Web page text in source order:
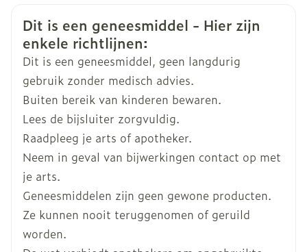
parasieten kunnen zijn moet in overweging
worden genomen, en indien nodig moeten deze
behandeld worden met een geschikt
diergeneesmiddel. Speciale
voorzorgsmaatregelen voor veilig gebruik bij de
doeldiersoort(en): Gebruik met voorzichtigheid
bij honden met een historie van epilepsie.
Omdat er geen informatie beschikbaar is dient
het diergeneesmiddel niet gebruikt te worden
bij pups jonger dan 8 weken en/of honden
lichter dan 2 kg. Het diergeneesmiddel dient
niet toegediend te worden met een interval
4,5 - 10 1 10 - 20 1 20 - 40 1 40 - 56 1
Breedte 63 mm
Lengte 136 mm
Diepte
Behoud
Kamertemperatuur (15°C -
25°C)
Veiligheidsinformatie
Dit is een geneesmiddel - Hier zijn
enkele richtlijnen:
Dit is een geneesmiddel, geen langdurig
gebruik zonder medisch advies.
Buiten bereik van kinderen bewaren.
Lees de bijsluiter zorgvuldig.
Raadpleeg je arts of apotheker.
Neem in geval van bijwerkingen contact op met
je arts.
Geneesmiddelen zijn geen gewone producten.
Ze kunnen nooit teruggenomen of geruild
worden.